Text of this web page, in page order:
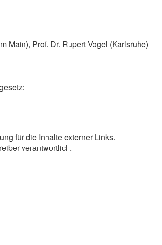
Main), Prof. Dr. Rupert Vogel (Karlsruhe)
für die Inhalte externer Links.
verantwortlich.